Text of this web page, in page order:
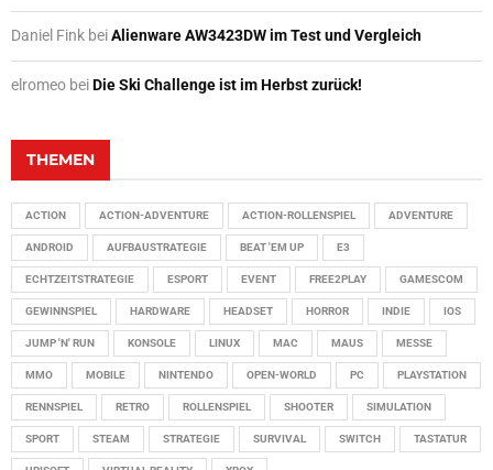
Daniel Fink beiAlienware AW3423DW im Test und Vergleich
elromeo beiDie Ski Challenge ist im Herbst zurück!
THEMEN
ACTION ACTION-ADVENTURE ACTION-ROLLENSPIEL ADVENTURE
ANDROID AUFBAUSTRATEGIE BEAT 'EM UP E3
ECHTZEITSTRATEGIE ESPORT EVENT FREE2PLAY GAMESCOM
GEWINNSPIEL HARDWARE HEADSET HORROR INDIE IOS
JUMP 'N' RUN KONSOLE LINUX MAC MAUS MESSE
MMO MOBILE NINTENDO OPEN-WORLD PC PLAYSTATION
RENNSPIEL RETRO ROLLENSPIEL SHOOTER SIMULATION
SPORT STEAM STRATEGIE SURVIVAL SWITCH TASTATUR